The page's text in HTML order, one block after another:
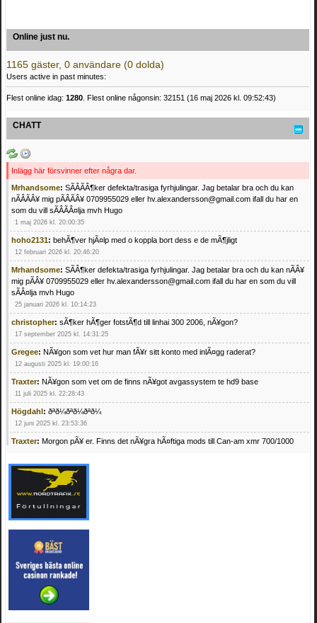
Online just nu.
1165 gäster, 0 användare (0 dolda)
Users active in past minutes:
Flest online idag: 1280 . Flest online någonsin: 32151 (16 maj 2026 kl. 09:52:43)
CHATT
Inlägg här försvinner efter några dar.
Mrhandsome: SÃÂÃÂ¶ker defekta/trasiga fyrhjulingar. Jag betalar bra och du kan
nÃÂÃÂ¥ mig pÃÂÃÂ¥ 0709955029 eller hv.alexandersson@gmail.com ifall du har en
som du vill sÃÂÃÂ¤lja mvh Hugo
1 maj 2026 kl. 20:00:35
hoho2131: behÃ¶ver hjÃ¤lp med o koppla bort dess e de mÃ¶jligt
12 februari 2026 kl. 20:46:20
Mrhandsome: SÃÂ¶ker defekta/trasiga fyrhjulingar. Jag betalar bra och du kan nÃÂ¥
mig pÃÂ¥ 0709955029 eller hv.alexandersson@gmail.com ifall du har en som du vill
sÃÂ¤lja mvh Hugo
25 januari 2026 kl. 10:14:23
christopher: sÃ¶ker hÃ¶ger fotstÃ¶d till linhai 300 2006, nÃ¥gon?
17 september 2025 kl. 14:31:25
Gregee: NÃ¥gon som vet hur man fÃ¥r sitt konto med inlÃ¤gg raderat?
12 augusti 2025 kl. 19:00:16
Traxter: NÃ¥gon som vet om de finns nÃ¥got avgassystem te hd9 base
11 juli 2025 kl. 22:28:43
Högdahl : ðªð¼ðªð¼ðªð¼
12 juni 2025 kl. 23:53:36
Traxter: Morgon pÃ¥ er. Finns det nÃ¥gra hÃ¤ftiga mods till Can-am xmr 700/1000
Mrhandsome:SÃ¶ker defekta/trasiga fyrhjulingar. Jag betalar bra och du kan nÃ¥ mig
pÃ¥ 0709955029 eller hv.alexandersson@gmail.com ifall du har en som du vill sÃ¤lja
mvh Hugo
21 februari 2025 kl. 09:25:52
4 februari 2025 kl. 19:20:50
Oscar5:44
4 februari 2025 kl. 19:15:36
Greger59:NÃ¤gon som vet har en Cetek 500 EFI
15 januari 2025 kl. 23:49:44